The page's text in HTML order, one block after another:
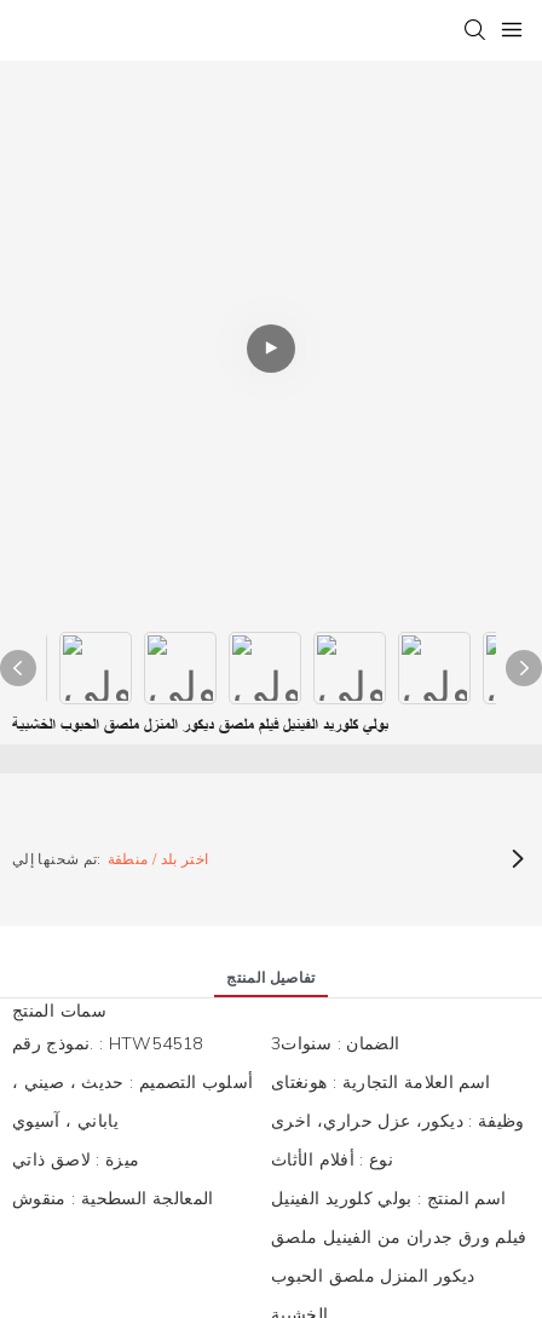
بولي كلوريد الفينيل فيلم ملصق ديكور المنزل ملصق الحبوب الخشبية
تم شحنها إلي: اختر بلد / منطقة
تفاصيل المنتج
سمات المنتج
نموذج رقم. : HTW54518 الضمان : سنوات3
أسلوب التصميم : حديث ، صيني ،
ياباني ، آسيوي
اسم العلامة التجارية : هونغتاى
وظيفة :ديكور، عزل حراري، اخرى
ميزة : لاصق ذاتي نوع : أفلام الأثاث
المعالجة السطحية : منقوش اسم المنتج : بولي كلوريد الفينيل
فيلم ورق جدران من الفينيل ملصق
ديكور المنزل ملصق الحبوب